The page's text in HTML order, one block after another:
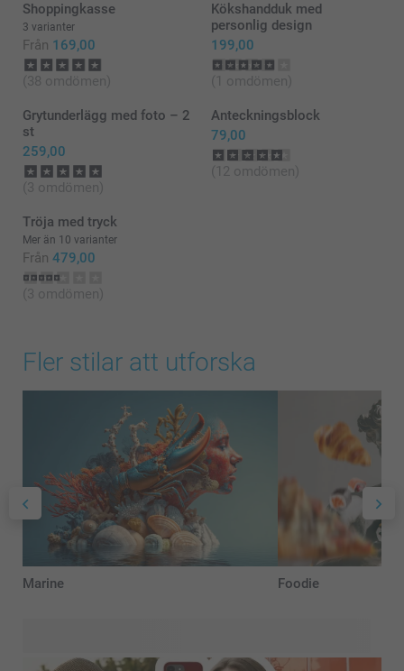
Shoppingkasse
3 varianter
Från 169,00
(38 omdömen)
Kökshandduk med
personlig design
199,00
(1 omdömen)
Grytunderlägg med foto – 2
st
259,00
(3 omdömen)
Anteckningsblock
79,00
(12 omdömen)
Tröja med tryck
Mer än 10 varianter
Från 479,00
(3 omdömen)
Fler stilar att utforska
Marine Foodie